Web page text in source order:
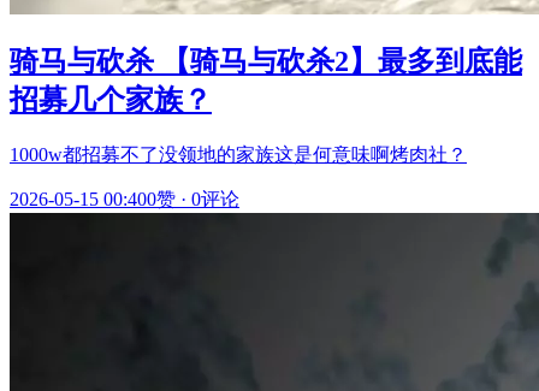
骑马与砍杀 【骑马与砍杀2】最多到底能
招募几个家族？
1000w都招募不了没领地的家族这是何意味啊烤肉社？
2026-05-15 00:400赞 · 0评论